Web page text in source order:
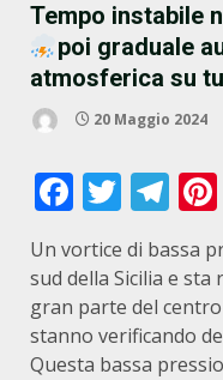
Tempo instabile
poi graduale
atmosferica su
20 Maggio 2024
Un vortice di bassa
sud della Sicilia e
gran parte del
stanno verificando
Questa bassa